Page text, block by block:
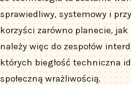
sprawiedliwy, systemowy i
korzyści zarówno planecie, jak
należy więc do zespołów
których biegłość techniczna
społeczną wrażliwością.